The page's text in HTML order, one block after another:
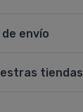
envío
tiendas